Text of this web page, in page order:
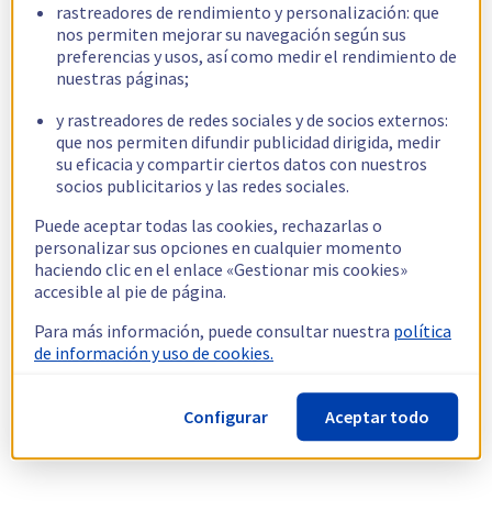
rastreadores de rendimiento y personalización: que
nos permiten mejorar su navegación según sus
preferencias y usos, así como medir el rendimiento de
nuestras páginas;
y rastreadores de redes sociales y de socios externos:
que nos permiten difundir publicidad dirigida, medir
su eficacia y compartir ciertos datos con nuestros
socios publicitarios y las redes sociales.
Puede aceptar todas las cookies, rechazarlas o
personalizar sus opciones en cualquier momento
haciendo clic en el enlace «Gestionar mis cookies»
accesible al pie de página.
Para más información, puede consultar nuestra política
de información y uso de cookies.
Configurar Aceptar todo